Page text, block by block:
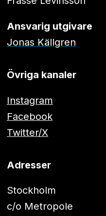
Ansvarig utgivare
Jonas Källgren
Övriga kanaler
Instagram
Facebook
Twitter/X
Adresser
Stockholm
c/o Metropole